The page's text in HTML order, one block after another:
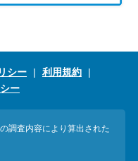
シー
利用規約
ー
調査内容により算出された